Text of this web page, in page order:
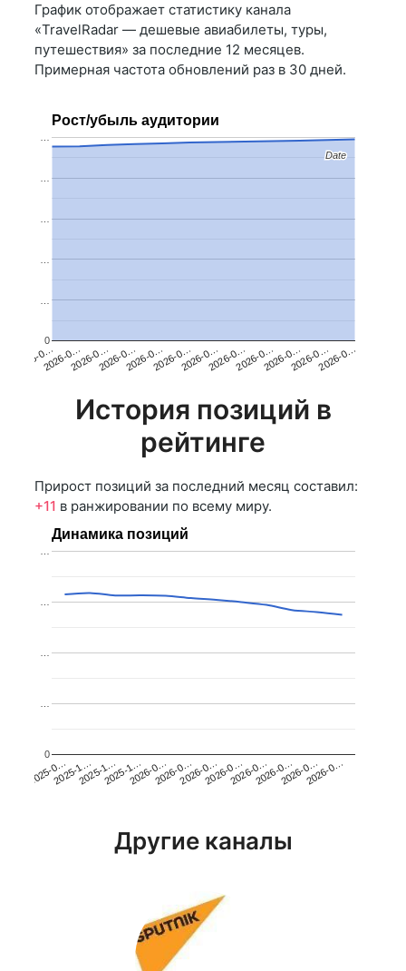
График отображает статистику канала
«TravelRadar — дешевые авиабилеты, туры,
путешествия» за последние 12 месяцев.
Примерная частота обновлений раз в 30 дней.
Рост/убыль аудитории
2026-0…2026-0…2026-0…2026-0…2026-0…2026-0…2026-0…2026-0…2026-0…2026-0…2026-0…2026-0…
0
…
…
Date
Date
История позиций в
рейтинге
Прирост позиций за последний месяц составил:
+11 в ранжировании по всему миру.
Динамика позиций
2025-0…2025-1…2025-1…2025-1…2026-0…2026-0…2026-0…2026-0…2026-0…2026-0…2026-0…2026-0…
0
…
…
…
…
Другие каналы